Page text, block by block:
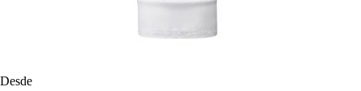
Desde